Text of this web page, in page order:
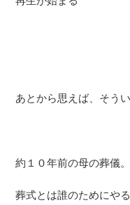
あとから思えば、そう
約１０年前の母の葬儀。
葬式とは誰のためにや